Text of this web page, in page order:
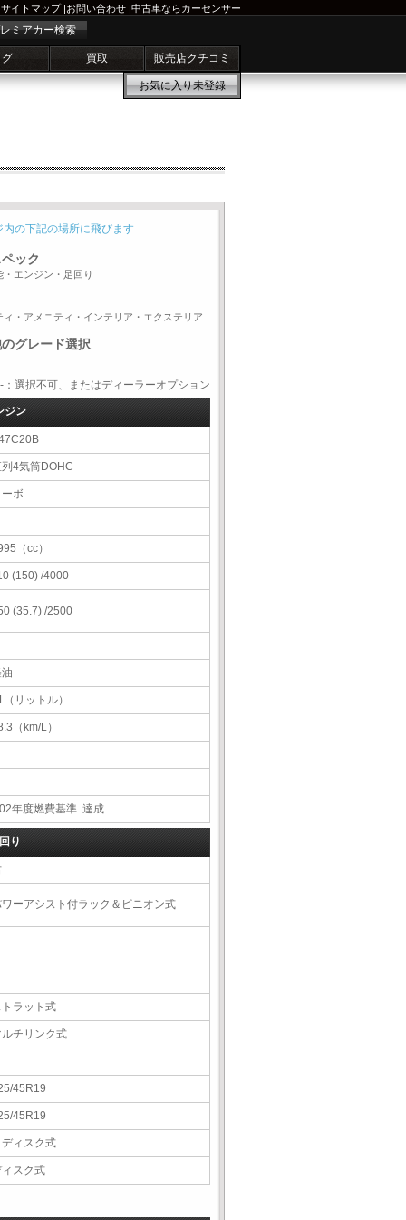
サイトマップ|お問い合わせ |中古車ならカーセンサー
ミアカー検索
買取 販売店クチコミ
お気に入り未登録
内の下記の場所に飛びます
ック
・エンジン・足回り
ィ・アメニティ・インテリア・エクステリア
グレード選択
択不可、またはディーラーオプション
ジン
4気筒DOHC
ボ
（cc）
(150) /4000
(35.7) /2500
（リットル）
（km/L）
年度燃費基準 達成
り
ーアシスト付ラック＆ピニオン式
ラット式
チリンク式
45R19
45R19
ィスク式
スク式